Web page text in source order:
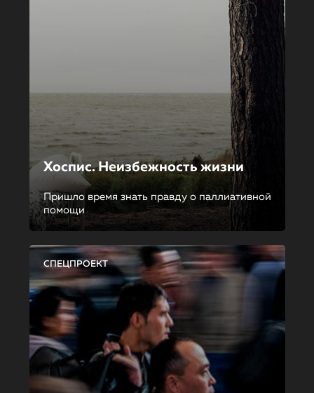
Хоспис. Неизбежность жизни
Пришло время знать правду о паллиативной
помощи
СПЕЦПРОЕКТ